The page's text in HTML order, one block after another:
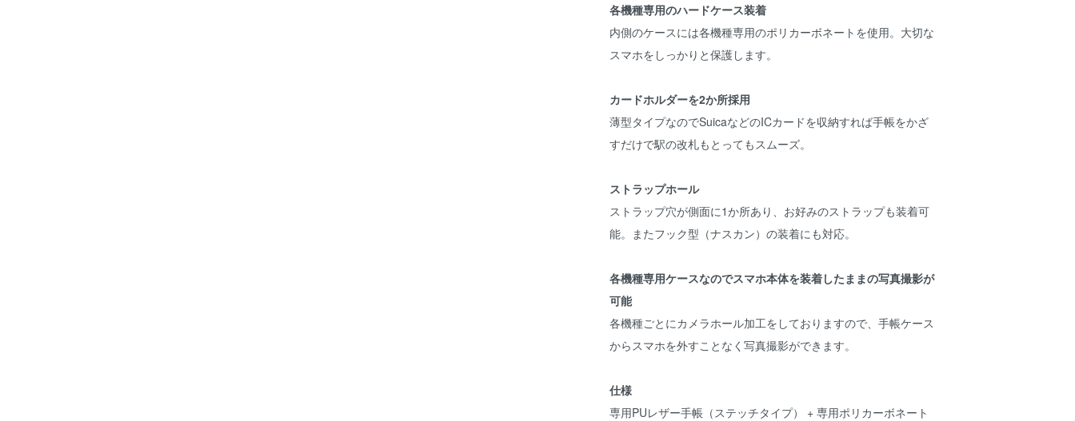
各機種専用のハードケース装着
内側のケースには各機種専用のポリカーボネートを使用。大切な
スマホをしっかりと保護します。
カードホルダーを2か所採用
薄型タイプなのでSuicaなどのICカードを収納すれば手帳をかざ
すだけで駅の改札もとってもスムーズ。
ストラップホール
ストラップ穴が側面に1か所あり、お好みのストラップも装着可
能。またフック型（ナスカン）の装着にも対応。
各機種専用ケースなのでスマホ本体を装着したままの写真撮影が
可能
各機種ごとにカメラホール加工をしておりますので、手帳ケース
からスマホを外すことなく写真撮影ができます。
仕様
専用PUレザー手帳（ステッチタイプ） + 専用ポリカーボネート